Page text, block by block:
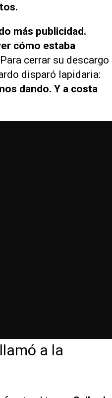
más publicidad.
cómo estaba
cerrar su descargo
disparó lapidaria:
dando. Y a costa
a la